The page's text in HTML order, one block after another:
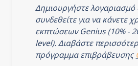
Booking.com.
Δημιουργήστε
συνδεθείτε για να κάνετε
εκπτώσεων Genius (10% -
level). Διαβάστε
πρόγραμμα επιβράβευσης